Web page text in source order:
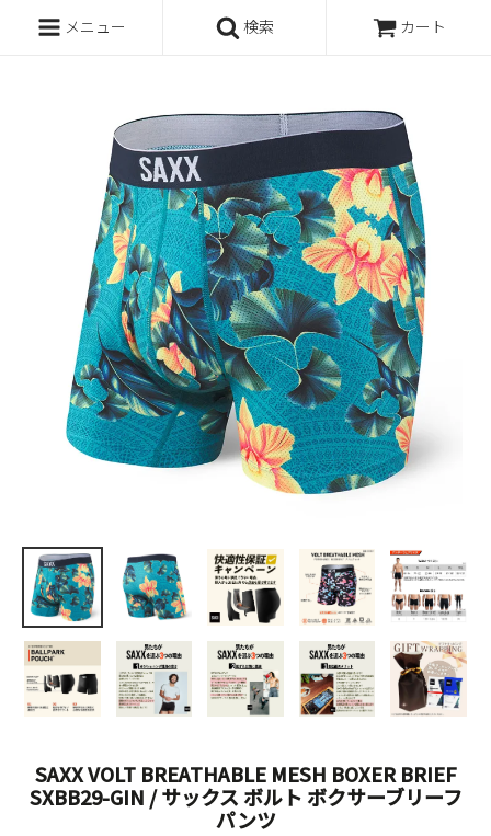
メニュー 検索 カート
SAXX VOLT BREATHABLE MESH BOXER BRIEF
SXBB29-GIN / サックス ボルト ボクサーブリーフ
パンツ